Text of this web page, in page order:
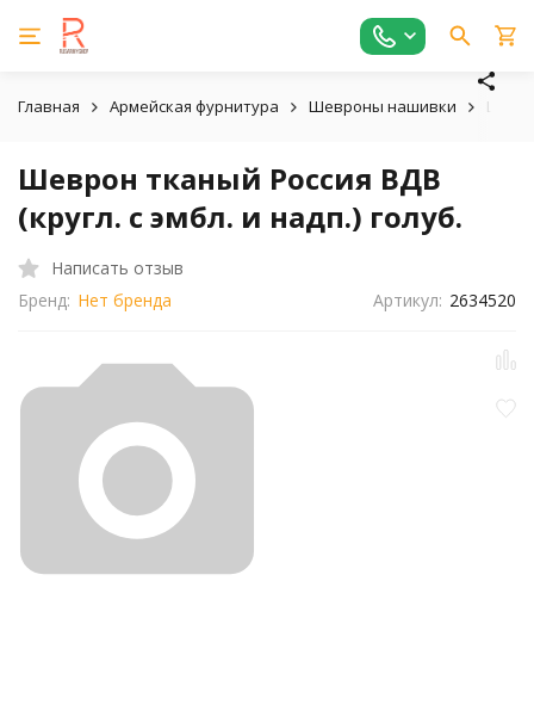
Главная Армейская фурнитура Шевроны нашивки
Шеврон тканый Россия ВДВ
(кругл. с эмбл. и надп.) голуб.
Написать отзыв
Бренд: Нет бренда Артикул: 2634520